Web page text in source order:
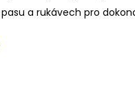
a rukávech pro